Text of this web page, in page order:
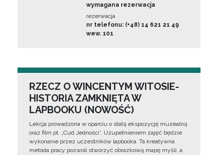
wymagana rezerwacja
rezerwacja
nr telefonu: (+48) 14 621 21 49
wew. 101
RZECZ O WINCENTYM WITOSIE-
HISTORIA ZAMKNIĘTA W
LAPBOOKU (NOWOŚĆ)
Lekcja prowadzona w oparciu o stałą ekspozycję muzealną
oraz film pt. „Cud Jedności”. Uzupełnieniem zajęć będzie
wykonanie przez uczestników lapbooka. Ta kreatywna
metoda pracy pozwoli stworzyć obrazkową mapę myśli, a